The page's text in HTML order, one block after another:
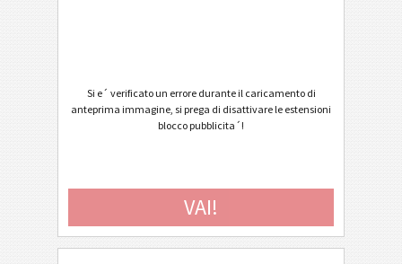
O Odette
Odette OTL 1 (V1Rev4) - Master Mixed
Odette OTL 3 - Generic
Odette OTL 3 - Single / Master
Si e´ verificato un errore durante il caricamento di
anteprima immagine, si prega di disattivare le estensioni
blocco pubblicita´!
VAI!